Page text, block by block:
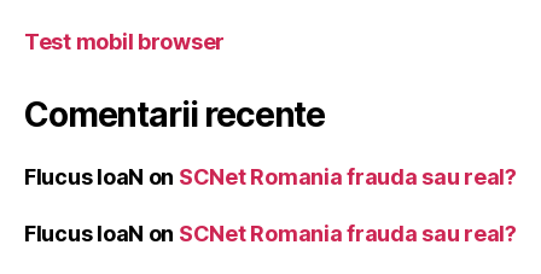
Test mobil browser
Comentarii recente
Flucus IoaN on SCNet Romania frauda sau real?
Flucus IoaN on SCNet Romania frauda sau real?